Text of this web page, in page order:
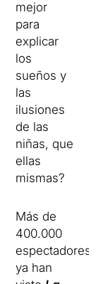
mejor
para
explicar
los
sueños y
las
ilusiones
de las
niñas, que
ellas
mismas?
Más de
400.000
espectadores
ya han